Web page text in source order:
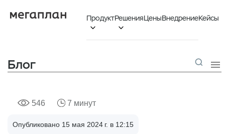
Продукт

Решения

ЦеныВнедрениеКейсы
Блог 
546 7 минут
Опубликовано 15 мая 2024 г. в 12:15